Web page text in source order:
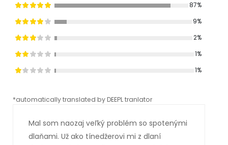
87%
9%
2%
1%
1%
*automatically translated by DEEPL tranlator
Mal som naozaj veľký problém so spotenými
dlaňami. Už ako tínedžerovi mi z dlaní